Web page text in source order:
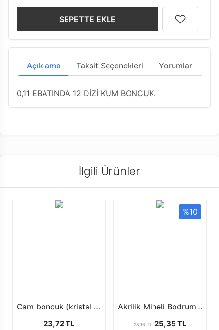
SEPETTE EKLE
Açıklama Taksit Seçenekleri Yorumlar
0,11 EBATINDA 12 DİZİ KUM BONCUK.
İlgili Ürünler
Cam boncuk (kristal dizi boncuk 1 dizi 42 cm )
23,72 TL
%10
Akrilik Mineli Bodrum Boncuğu (1 paket 10 Adet)
28,16 TL 25,35 TL